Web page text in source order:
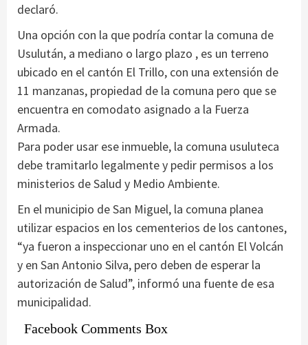
declaró.
Una opción con la que podría contar la comuna de
Usulután, a mediano o largo plazo , es un terreno
ubicado en el cantón El Trillo, con una extensión de
11 manzanas, propiedad de la comuna pero que se
encuentra en comodato asignado a la Fuerza
Armada.
Para poder usar ese inmueble, la comuna usuluteca
debe tramitarlo legalmente y pedir permisos a los
ministerios de Salud y Medio Ambiente.
En el municipio de San Miguel, la comuna planea
utilizar espacios en los cementerios de los cantones,
“ya fueron a inspeccionar uno en el cantón El Volcán
y en San Antonio Silva, pero deben de esperar la
autorización de Salud”, informó una fuente de esa
municipalidad.
Facebook Comments Box